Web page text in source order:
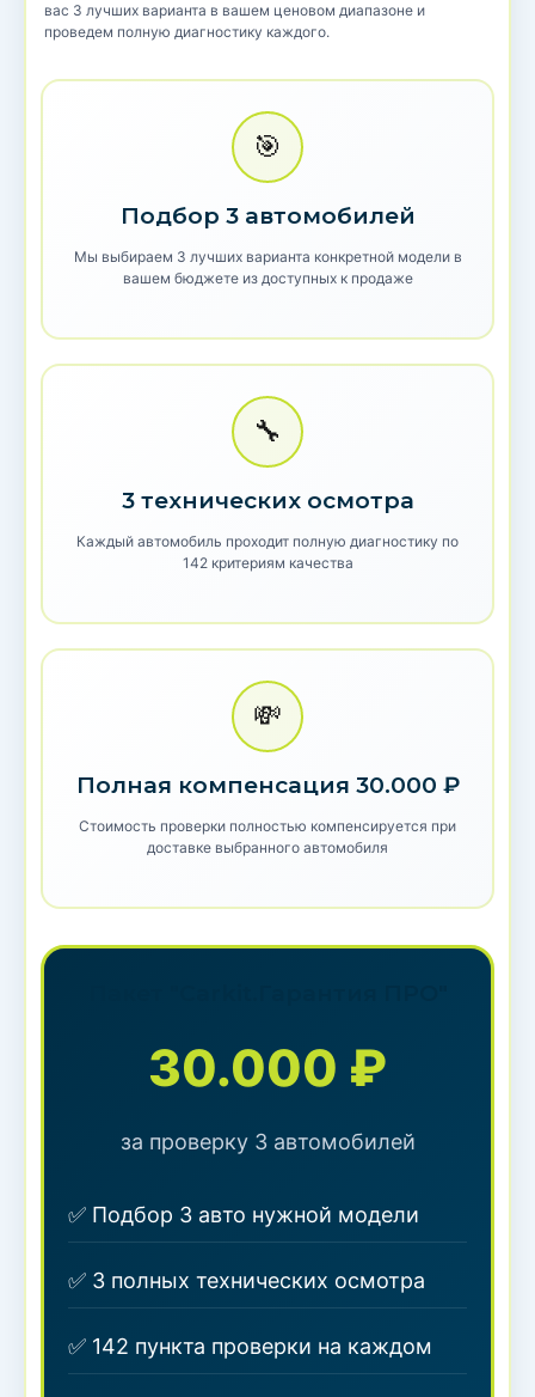
вас 3 лучших варианта в вашем ценовом диапазоне и
проведем полную диагностику каждого.
🎯
Подбор 3 автомобилей
Мы выбираем 3 лучших варианта конкретной модели в
вашем бюджете из доступных к продаже
🔧
3 технических осмотра
Каждый автомобиль проходит полную диагностику по
142 критериям качества
💸
Полная компенсация 30.000 ₽
Стоимость проверки полностью компенсируется при
доставке выбранного автомобиля
30.000 ₽
за проверку 3 автомобилей
✅ Подбор 3 авто нужной модели
✅ 3 полных технических осмотра
✅ 142 пункта проверки на каждом